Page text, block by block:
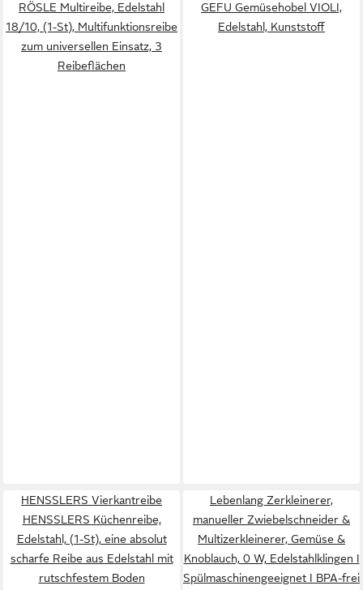
RÖSLE Multireibe, Edelstahl
18/10, (1-St), Multifunktionsreibe
zum universellen Einsatz, 3
Reibeflächen
GEFU Gemüsehobel VIOLI,
Edelstahl, Kunststoff
HENSSLERS Vierkantreibe
HENSSLERS Küchenreibe,
Edelstahl, (1-St), eine absolut
scharfe Reibe aus Edelstahl mit
rutschfestem Boden
Lebenlang Zerkleinerer,
manueller Zwiebelschneider &
Multizerkleinerer, Gemüse &
Knoblauch, 0 W, Edelstahlklingen I
Spülmaschinengeeignet I BPA-frei